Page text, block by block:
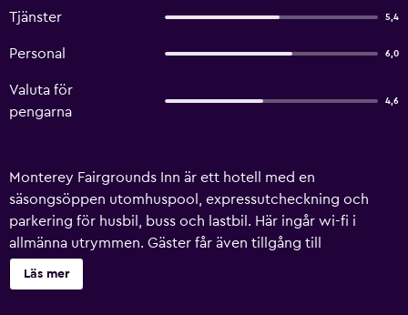
Tjänster 5,4
Personal 6,0
Valuta för
pengarna
4,6
Monterey Fairgrounds Inn är ett hotell med en
säsongsöppen utomhuspool, expressutcheckning och
parkering för husbil, buss och lastbil. Här ingår wi-fi i
allmänna utrymmen. Gäster får även tillgång till
bekvämligheter som en varuautomat. Monterey
Fairgrounds Inn har 47 rum som har ingång från loftgång
Läs mer